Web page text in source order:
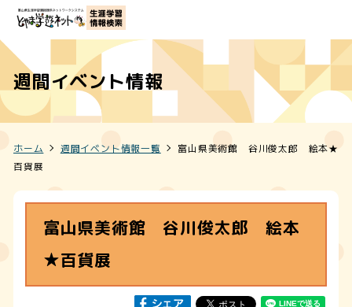
週間イベント情報
ホーム 週間イベント情報一覧
富山県美術館 谷川俊太郎 絵本★
百貨展
富山県美術館 谷川俊太郎 絵本
★百貨展